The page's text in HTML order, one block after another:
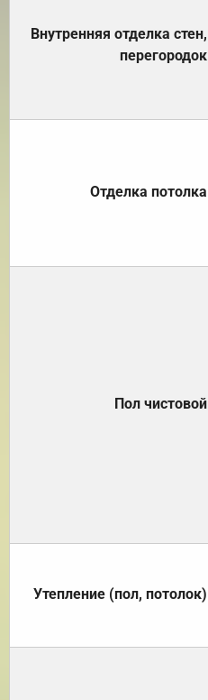
Внутренняя отделка стен,
перегородок
Отделка потолка
Пол чистовой
Утепление (пол, потолок)